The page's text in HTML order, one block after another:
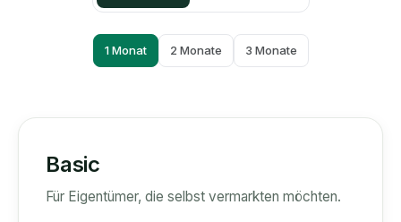
1 Monat 2 Monate 3 Monate
Basic
Für Eigentümer, die selbst vermarkten möchten.